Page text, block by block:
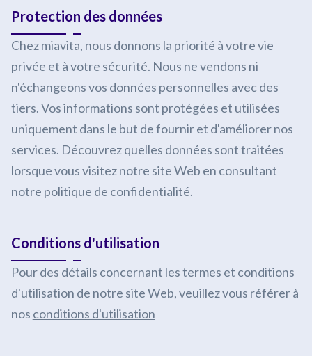
Protection des données
Chez miavita, nous donnons la priorité à votre vie
privée et à votre sécurité. Nous ne vendons ni
n'échangeons vos données personnelles avec des
tiers. Vos informations sont protégées et utilisées
uniquement dans le but de fournir et d'améliorer nos
services. Découvrez quelles données sont traitées
lorsque vous visitez notre site Web en consultant
notre politique de confidentialité.
Conditions d'utilisation
Pour des détails concernant les termes et conditions
d'utilisation de notre site Web, veuillez vous référer à
nos conditions d'utilisation